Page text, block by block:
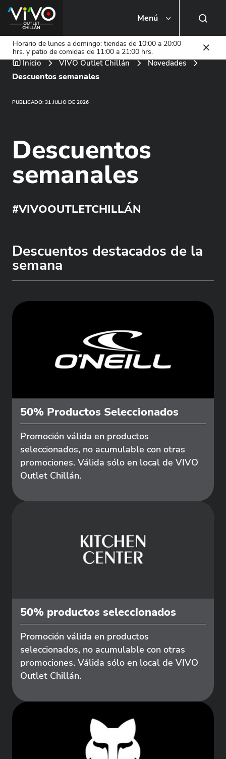
Menú
Busca una tienda o local
Horario de lunes a domingo: tiendas de 10:00 a 20:00
hrs. y patio de comidas de 11:00 a 21:00 hrs.
Inicio
VIVO Outlet Chillán Novedades
Descuentos semanales
PUBLICADO: 31 JULIO DE 2026
Descuentos
semanales
#VIVOOUTLETCHILLÁN
Descuentos destacados de la
semana
50% Productos Seleccionados
Promoción válida en productos
seleccionados, no acumulable con otras
promociones. Válida sólo en local de VIVO
Outlet Chillán.
50% productos seleccionados
Promoción válida en productos
seleccionados, no acumulable con otras
promociones. Válida sólo en local de VIVO
Outlet Chillán.